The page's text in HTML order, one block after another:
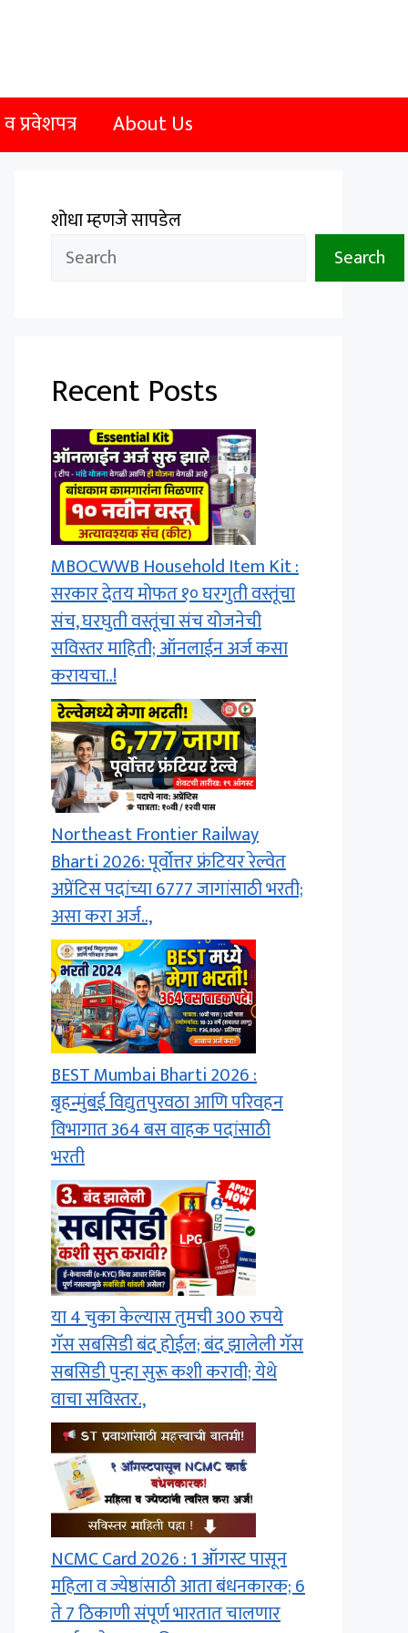
प्रवेशपत्र About Us
शोधा म्हणजे सापडेल
Search
Recent Posts
MBOCWWB Household Item Kit :
सरकार देतय मोफत १० घरगुती वस्तूंचा
संच, घरघुती वस्तूंचा संच योजनेची
सविस्तर माहिती; ऑनलाईन अर्ज कसा
करायचा..!
Northeast Frontier Railway
Bharti 2026: पूर्वोत्तर फ्रंटियर रेल्वेत
अप्रेंटिस पदांच्या 6777 जागांसाठी भरती;
असा करा अर्ज..,
BEST Mumbai Bharti 2026 :
बृहन्मुंबई विद्युतपुरवठा आणि परिवहन
विभागात 364 बस वाहक पदांसाठी
भरती
या 4 चुका केल्यास तुमची 300 रुपये
गॅस सबसिडी बंद होईल; बंद झालेली गॅस
सबसिडी पुन्हा सुरू कशी करावी; येथे
वाचा सविस्तर.,
NCMC Card 2026 : 1 ऑगस्ट पासून
महिला व ज्येष्ठांसाठी आता बंधनकारक; 6
ते 7 ठिकाणी संपूर्ण भारतात चालणार